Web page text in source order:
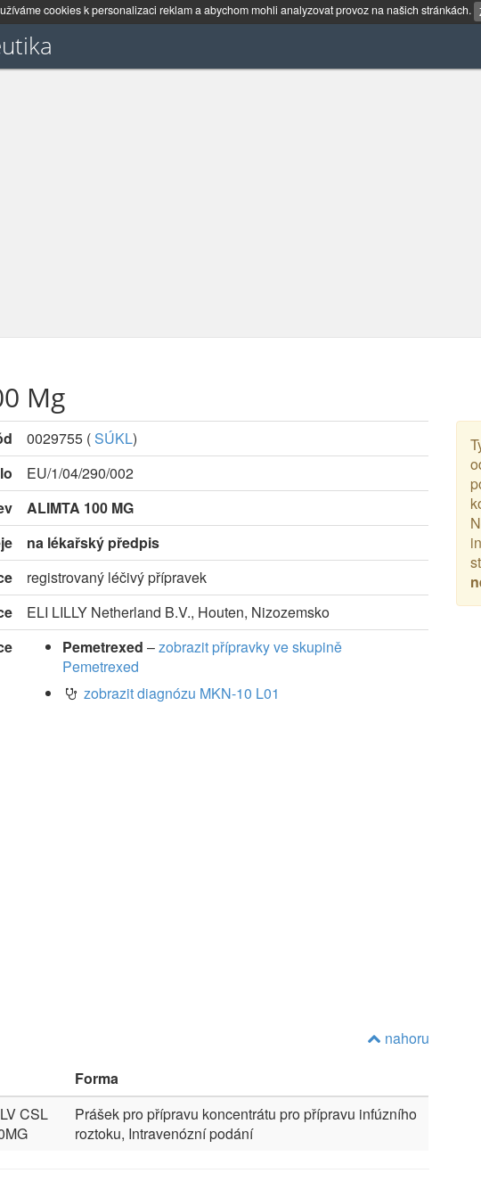
cookies k personalizaci reklam a abychom mohli analyzovat provoz na našich stránkách.
Mg
0029755 (SÚKL)
EU/1/04/290/002
ALIMTA 100 MG
na lékařský předpis
registrovaný léčivý přípravek
ELI LILLY Netherland B.V., Houten, Nizozemsko
Pemetrexed –zobrazit přípravky ve skupině
Pemetrexed
zobrazit diagnózu MKN-10 L01
nahoru
Forma
CSL
Prášek pro přípravu koncentrátu pro přípravu infúzního
roztoku, Intravenózní podání